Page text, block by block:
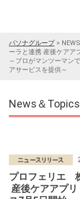
パソナグループ>
ーラと連携 産後ケア
～プロがマンツーマン
アサービスを提供～
News＆Topics
プロフェリエ
産後ケアアプ